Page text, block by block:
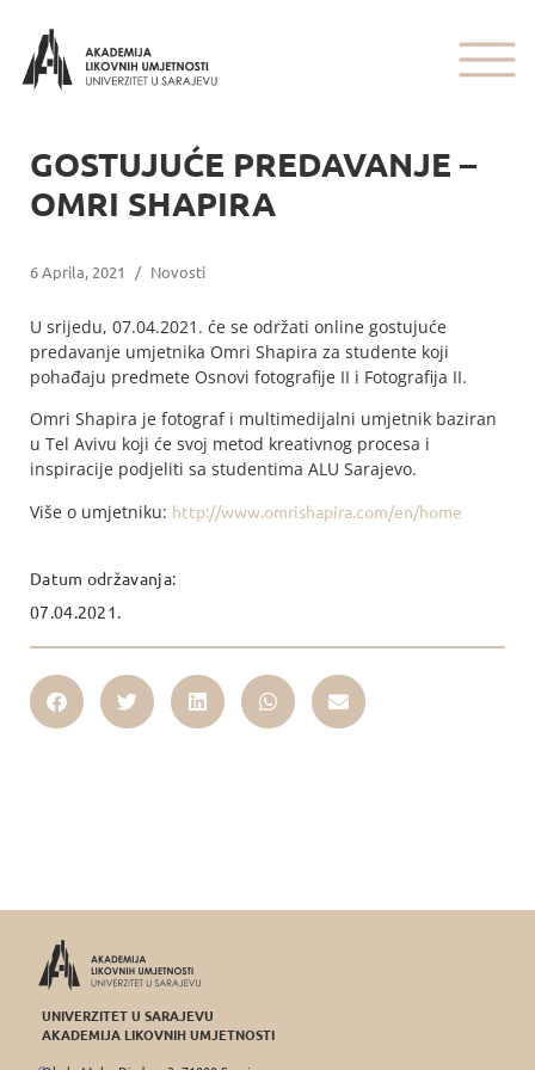
GOSTUJUĆE PREDAVANJE –
OMRI SHAPIRA
6 Aprila, 2021 / Novosti
U srijedu, 07.04.2021. će se održati online gostujuće
predavanje umjetnika Omri Shapira za studente koji
pohađaju predmete Osnovi fotografije II i Fotografija II.
Omri Shapira je fotograf i multimedijalni umjetnik baziran
u Tel Avivu koji će svoj metod kreativnog procesa i
inspiracije podjeliti sa studentima ALU Sarajevo.
Više o umjetniku: http://www.omrishapira.com/en/home
Datum održavanja:
07.04.2021.
UNIVERZITET U SARAJEVU
AKADEMIJA LIKOVNIH UMJETNOSTI